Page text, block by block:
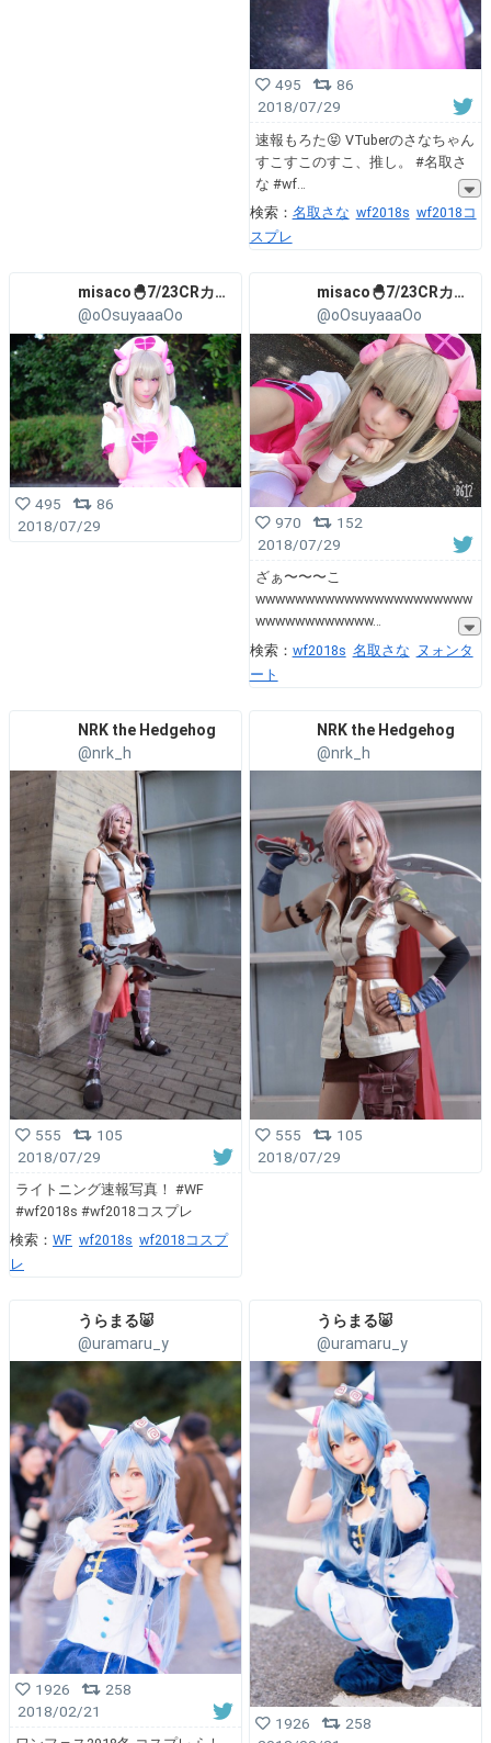
495
86
2018/07/29
速報もろた😝 VTuberのさなちゃん
すこすこのすこ、推し。 #名取さ
な #wf
検索： 名取さな wf2018s wf2018コ
スプレ
misaco🐣7/23CRカップでる
@oOsuyaaaOo
495
86
2018/07/29
misaco🐣7/23CRカップでる
@oOsuyaaaOo
970
152
2018/07/29
ざぁ〜〜〜こ
wwwwwwwwwwwwwwwwwwwwww
wwwwwwwwwwww
検索： wf2018s 名取さな ヌォンタ
ート
NRK the Hedgehog
@nrk_h
555
105
2018/07/29
ライトニング速報写真！ #WF
#wf2018s #wf2018コスプレ
検索： WF wf2018s wf2018コスプ
レ
NRK the Hedgehog
@nrk_h
555
105
2018/07/29
うらまる🐷
@uramaru_y
1926
258
2018/02/21
うらまる🐷
@uramaru_y
1926
258